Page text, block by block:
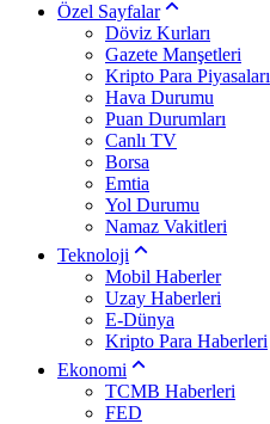
Özel Sayfalar
Döviz Kurları
Gazete Manşetleri
Kripto Para Piyasaları
Hava Durumu
Puan Durumları
Canlı TV
Borsa
Emtia
Yol Durumu
Namaz Vakitleri
Teknoloji
Mobil Haberler
Uzay Haberleri
E-Dünya
Kripto Para Haberleri
Ekonomi
TCMB Haberleri
FED